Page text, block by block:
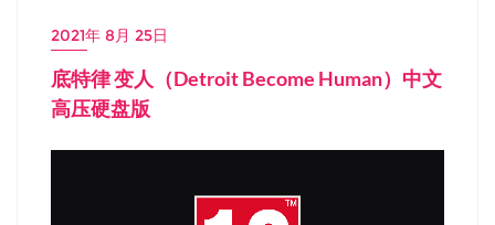
2021年 8月 25日
底特律 变人（Detroit Become Human）中文
高压硬盘版